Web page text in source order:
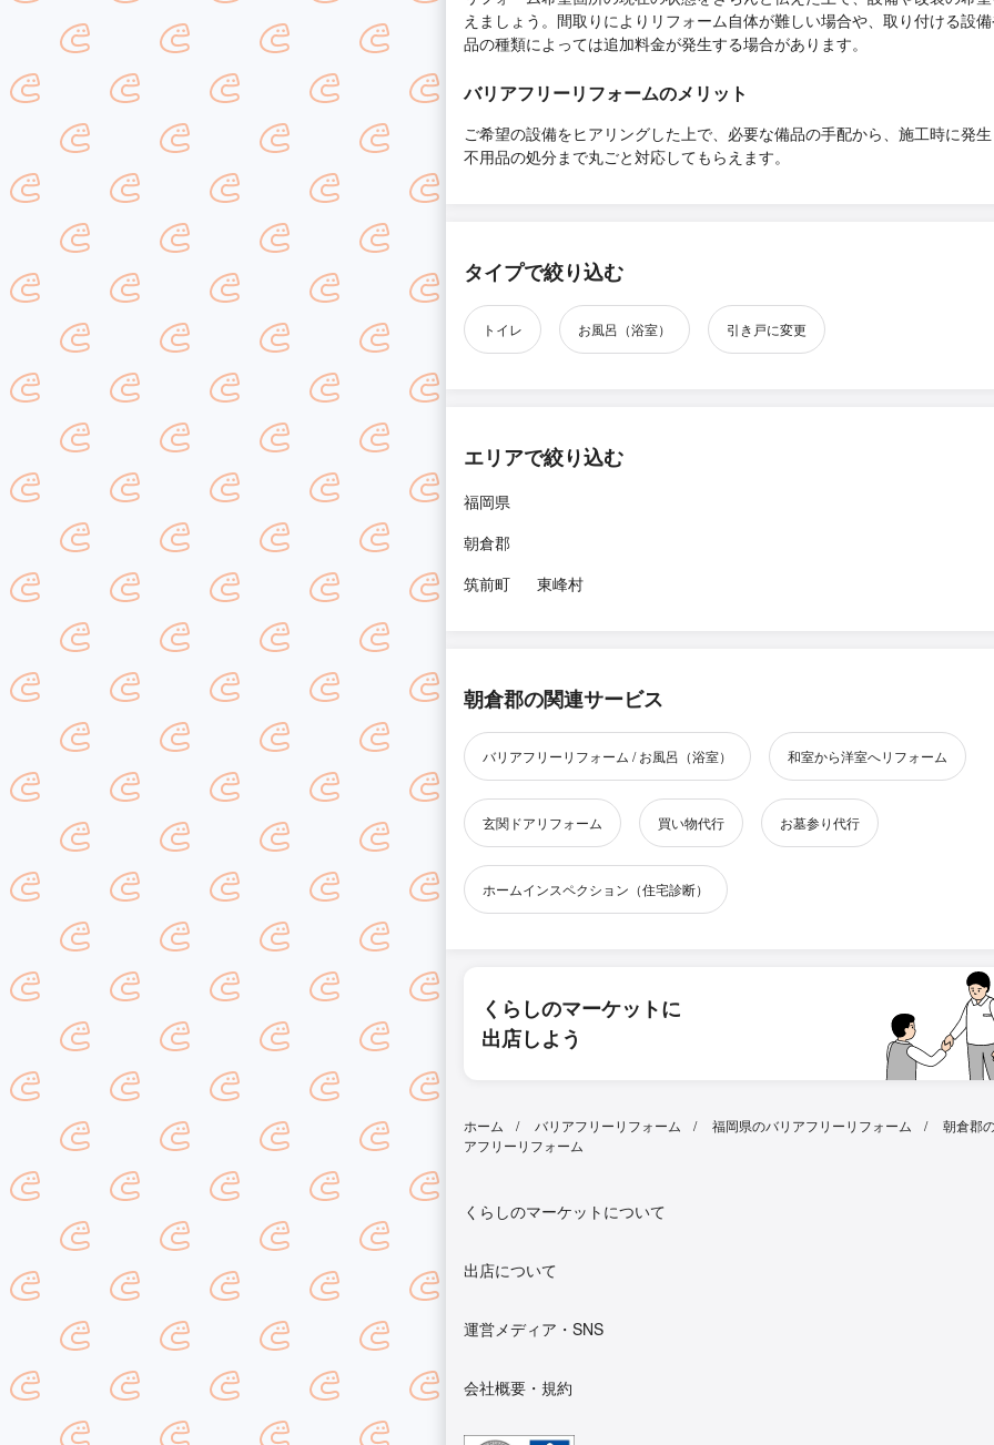
えましょう。間取りによりリフォーム自体が難しい場合や、取り付ける設
品の種類によっては追加料金が発生する場合があります。
バリアフリーリフォームのメリット
ご希望の設備をヒアリングした上で、必要な備品の手配から、施工時に発
不用品の処分まで丸ごと対応してもらえます。
タイプで絞り込む
トイレ お風呂（浴室） 引き戸に変更
エリアで絞り込む
福岡県
朝倉郡
筑前町
東峰村
朝倉郡の関連サービス
バリアフリーリフォーム / お風呂（浴室） 和室から洋室へリフォーム
玄関ドアリフォーム 買い物代行 お墓参り代行
ホームインスペクション（住宅診断）
くらしのマーケットに
出店しよう
ホーム バリアフリーリフォーム 福岡県のバリアフリーリフォーム
朝倉郡
アフリーリフォーム
くらしのマーケットについて
出店について
運営メディア・SNS
会社概要・規約